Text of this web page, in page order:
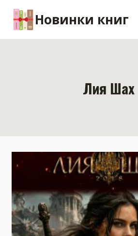
содержимому
Новинки книг
Лия Шах